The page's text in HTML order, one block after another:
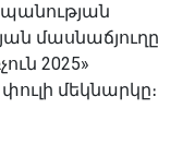
մասնաճյուղը
2025»
մեկնարկը։